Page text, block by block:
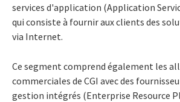
services d'application (Application
qui consiste à fournir aux clients des
via Internet.
Ce segment comprend également les
commerciales de CGI avec des
gestion intégrés (Enterprise Resource